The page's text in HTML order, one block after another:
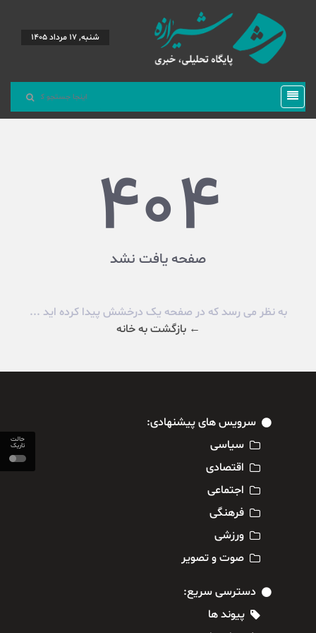
حالت
تاریک
شنبه, 17 مرداد 1405
404
صفحه یافت نشد
به نظر می رسد که در صفحه یک درخشش پیدا کرده اید ...
← بازگشت به خانه
سرویس های پیشنهادی:
سیاسی
اقتصادی
اجتماعی
فرهنگی
ورزشی
صوت و تصویر
دسترسی سریع:
پیوند ها